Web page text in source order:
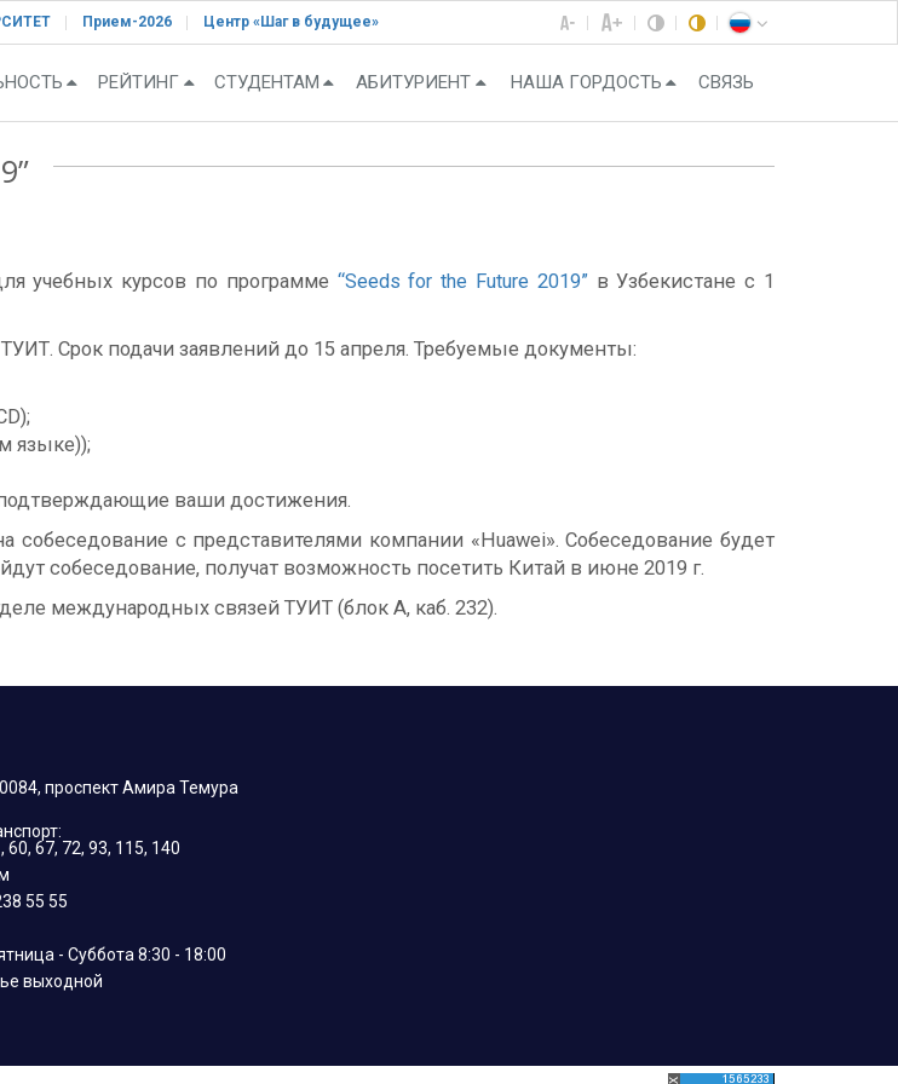
Прием-2026 Центр «Шаг в будущее»
РЕЙТИНГ СТУДЕНТАМ АБИТУРИЕНТ НАША ГОРДОСТЬ СВЯЗЬ
учебных курсов по программе “Seeds for the Future 2019”в Узбекистане с 1
Срок подачи заявлений до 15 апреля. Требуемые документы:
языке));
ваши достижения.
с представителями компании «Huawei». Собеседование будет
собеседование, получат возможность посетить Китай в июне 2019 г.
международных связей ТУИТ (блок А, каб. 232).
проспект Амира Темура
60, 67, 72, 93, 115, 140
55 55
- Суббота 8:30 - 18:00
выходной